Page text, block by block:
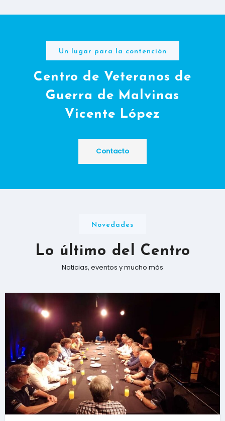
Un lugar para la contención
Centro de Veteranos de
Guerra de Malvinas
Vicente López
Contacto
Novedades
Lo último del Centro
Noticias, eventos y mucho más